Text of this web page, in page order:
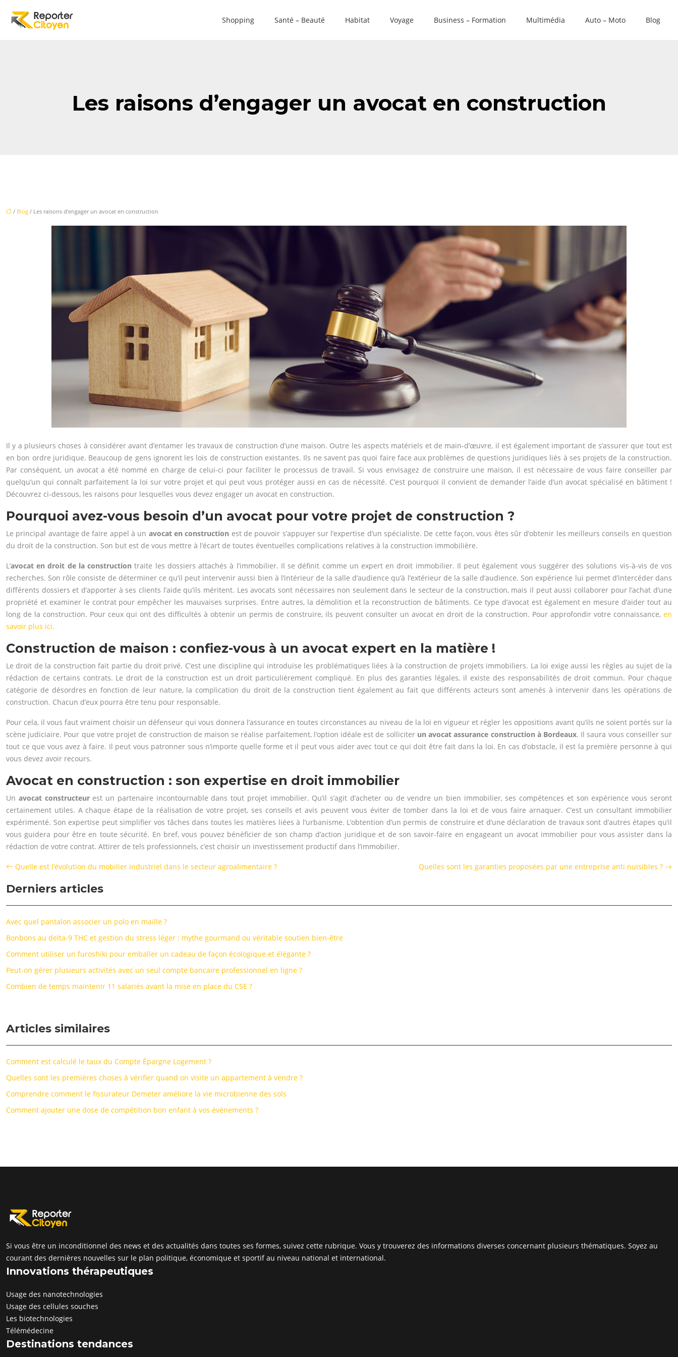
Shopping Santé – Beauté Habitat Voyage Business – Formation Multimédia Auto – Moto Blog
Les raisons d’engager un avocat en construction
/ Blog / Les raisons d’engager un avocat en construction
Il y a plusieurs choses à considérer avant d’entamer les travaux de construction d’une maison. Outre les aspects matériels et de main-d’œuvre, il est également important de s’assurer que tout est
en bon ordre juridique. Beaucoup de gens ignorent les lois de construction existantes. Ils ne savent pas quoi faire face aux problèmes de questions juridiques liés à ses projets de la construction.
Par conséquent, un avocat a été nommé en charge de celui-ci pour faciliter le processus de travail. Si vous envisagez de construire une maison, il est nécessaire de vous faire conseiller par
quelqu’un qui connaît parfaitement la loi sur votre projet et qui peut vous protéger aussi en cas de nécessité. C’est pourquoi il convient de demander l’aide d’un avocat spécialisé en bâtiment !
Découvrez ci-dessous, les raisons pour lesquelles vous devez engager un avocat en construction.
Pourquoi avez-vous besoin d’un avocat pour votre projet de construction ?
Le principal avantage de faire appel à un avocat en construction est de pouvoir s’appuyer sur l’expertise d’un spécialiste. De cette façon, vous êtes sûr d’obtenir les meilleurs conseils en question
du droit de la construction. Son but est de vous mettre à l’écart de toutes éventuelles complications relatives à la construction immobilière.
L’avocat en droit de la construction traite les dossiers attachés à l’immobilier. Il se définit comme un expert en droit immobilier. Il peut également vous suggérer des solutions vis-à-vis de vos
recherches. Son rôle consiste de déterminer ce qu’il peut intervenir aussi bien à l’intérieur de la salle d’audience qu’à l’extérieur de la salle d’audience. Son expérience lui permet d’intercéder dans
différents dossiers et d’apporter à ses clients l’aide qu’ils méritent. Les avocats sont nécessaires non seulement dans le secteur de la construction, mais il peut aussi collaborer pour l’achat d’une
propriété et examiner le contrat pour empêcher les mauvaises surprises. Entre autres, la démolition et la reconstruction de bâtiments. Ce type d’avocat est également en mesure d’aider tout au
long de la construction. Pour ceux qui ont des difficultés à obtenir un permis de construire, ils peuvent consulter un avocat en droit de la construction. Pour approfondir votre connaissance, en
savoir plus ici.
Construction de maison : confiez-vous à un avocat expert en la matière !
Le droit de la construction fait partie du droit privé. C’est une discipline qui introduise les problématiques liées à la construction de projets immobiliers. La loi exige aussi les règles au sujet de la
rédaction de certains contrats. Le droit de la construction est un droit particulièrement compliqué. En plus des garanties légales, il existe des responsabilités de droit commun. Pour chaque
catégorie de désordres en fonction de leur nature, la complication du droit de la construction tient également au fait que différents acteurs sont amenés à intervenir dans les opérations de
construction. Chacun d’eux pourra être tenu pour responsable.
Pour cela, il vous faut vraiment choisir un défenseur qui vous donnera l’assurance en toutes circonstances au niveau de la loi en vigueur et régler les oppositions avant qu’ils ne soient portés sur la
scène judiciaire. Pour que votre projet de construction de maison se réalise parfaitement, l’option idéale est de solliciter un avocat assurance construction à Bordeaux. Il saura vous conseiller sur
tout ce que vous avez à faire. Il peut vous patronner sous n’importe quelle forme et il peut vous aider avec tout ce qui doit être fait dans la loi. En cas d’obstacle, il est la première personne à qui
vous devez avoir recours.
Avocat en construction : son expertise en droit immobilier
Un avocat constructeurest un partenaire incontournable dans tout projet immobilier. Qu’il s’agit d’acheter ou de vendre un bien immobilier, ses compétences et son expérience vous seront
certainement utiles. A chaque étape de la réalisation de votre projet, ses conseils et avis peuvent vous éviter de tomber dans la loi et de vous faire arnaquer. C’est un consultant immobilier
expérimenté. Son expertise peut simplifier vos tâches dans toutes les matières liées à l’urbanisme. L’obtention d’un permis de construire et d’une déclaration de travaux sont d’autres étapes qu’il
vous guidera pour être en toute sécurité. En bref, vous pouvez bénéficier de son champ d’action juridique et de son savoir-faire en engageant un avocat immobilier pour vous assister dans la
rédaction de votre contrat. Attirer de tels professionnels, c’est choisir un investissement productif dans l’immobilier.
Quelle est l’évolution du mobilier industriel dans le secteur agroalimentaire ? Quelles sont les garanties proposées par une entreprise anti nuisibles ?
Derniers articles
Avec quel pantalon associer un polo en maille ?
Bonbons au delta-9 THC et gestion du stress léger : mythe gourmand ou véritable soutien bien-être
Comment utiliser un furoshiki pour emballer un cadeau de façon écologique et élégante ?
Peut-on gérer plusieurs activités avec un seul compte bancaire professionnel en ligne ?
Combien de temps maintenir 11 salariés avant la mise en place du CSE ?
Articles similaires
Comment est calculé le taux du Compte Épargne Logement ?
Quelles sont les premières choses à vérifier quand on visite un appartement à vendre ?
Comprendre comment le fissurateur Demeter améliore la vie microbienne des sols
Comment ajouter une dose de compétition bon enfant à vos événements ?
Si vous être un inconditionnel des news et des actualités dans toutes ses formes, suivez cette rubrique. Vous y trouverez des informations diverses concernant plusieurs thématiques. Soyez au
courant des dernières nouvelles sur le plan politique, économique et sportif au niveau national et international.
Innovations thérapeutiques
Usage des nanotechnologies
Usage des cellules souches
Les biotechnologies
Télémédecine
Destinations tendances